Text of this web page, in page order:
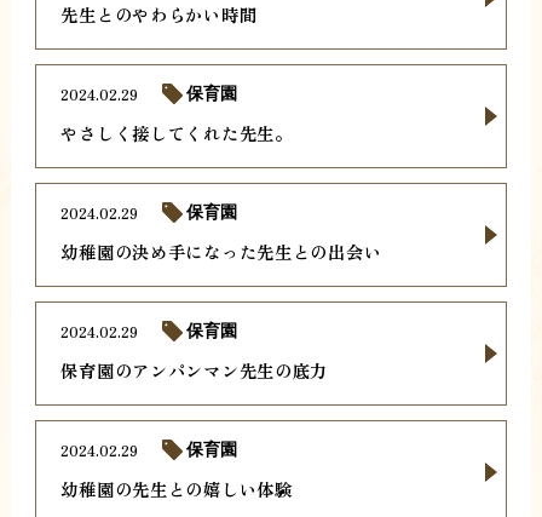
先生とのやわらかい時間
やさしく接してくれた先生。
2024.02.29 保育園
幼稚園の決め手になった先生との出会い
2024.02.29 保育園
保育園のアンパンマン先生の底力
2024.02.29 保育園
幼稚園の先生との嬉しい体験
2024.02.29 保育園